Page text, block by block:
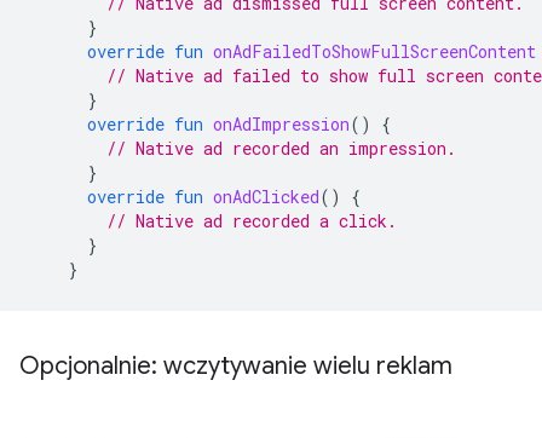
}
override fun onAdFailedToShowFullScreenContent
// Native ad failed to show full screen
}
override fun onAdImpression()
{
// Native ad recorded an impression.
}
override fun onAdClicked()
{
// Native ad recorded a click.
}
}
Opcjonalnie: wczytywanie wielu reklam